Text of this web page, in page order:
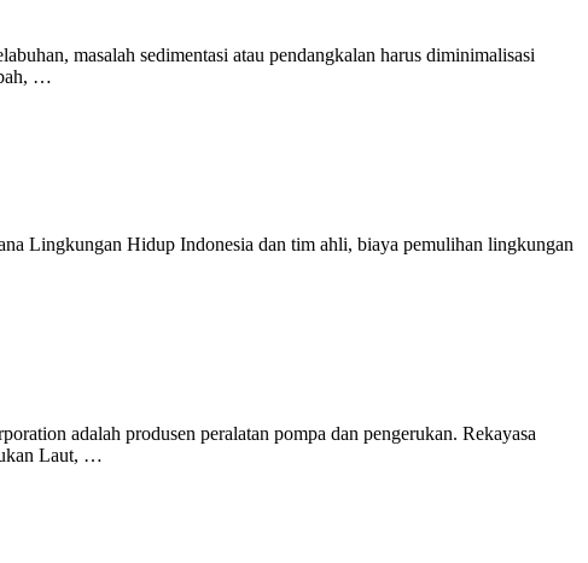
masalah sedimentasi atau pendangkalan harus diminimalisasi
…
Lingkungan Hidup Indonesia dan tim ahli, biaya pemulihan lingkungan
adalah produsen peralatan pompa dan pengerukan. Rekayasa
Laut, …